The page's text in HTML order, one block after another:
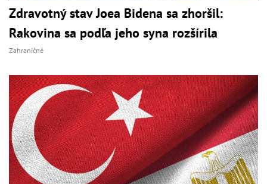
Zdravotný stav Joea Bidena sa zhoršil:
Rakovina sa podľa jeho syna rozšírila
Zahraničné